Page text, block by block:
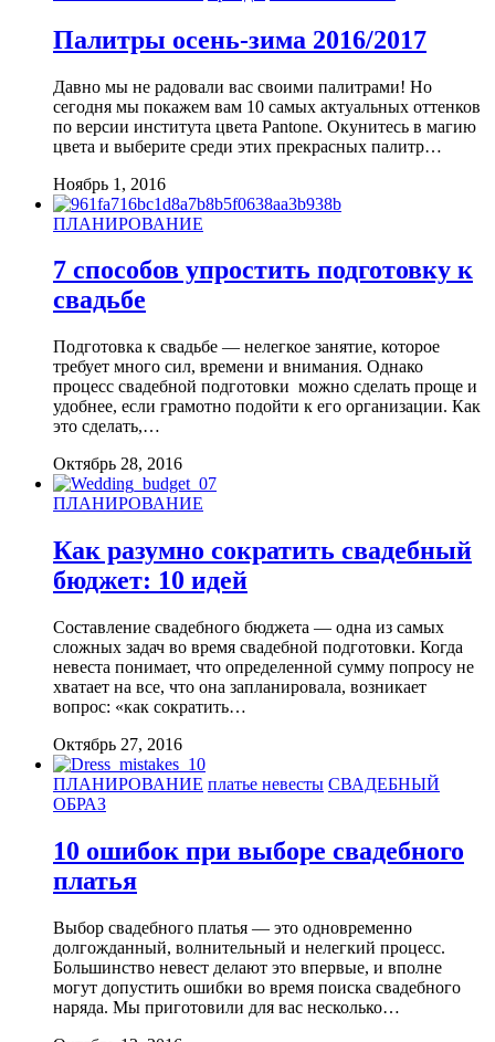
Палитры осень-зима 2016/2017
Давно мы не радовали вас своими палитрами! Но
сегодня мы покажем вам 10 самых актуальных оттенков
по версии института цвета Pantone. Окунитесь в магию
цвета и выберите среди этих прекрасных палитр…
Ноябрь 1, 2016
ПЛАНИРОВАНИЕ
7 способов упростить подготовку к
свадьбе
Подготовка к свадьбе — нелегкое занятие, которое
требует много сил, времени и внимания. Однако
процесс свадебной подготовки можно сделать проще и
удобнее, если грамотно подойти к его организации. Как
это сделать,…
Октябрь 28, 2016
ПЛАНИРОВАНИЕ
Как разумно сократить свадебный
бюджет: 10 идей
Составление свадебного бюджета — одна из самых
сложных задач во время свадебной подготовки. Когда
невеста понимает, что определенной сумму попросу не
хватает на все, что она запланировала, возникает
вопрос: «как сократить…
Октябрь 27, 2016
ПЛАНИРОВАНИЕ платье невесты СВАДЕБНЫЙ
ОБРАЗ
10 ошибок при выборе свадебного
платья
Выбор свадебного платья — это одновременно
долгожданный, волнительный и нелегкий процесс.
Большинство невест делают это впервые, и вполне
могут допустить ошибки во время поиска свадебного
наряда. Мы приготовили для вас несколько…